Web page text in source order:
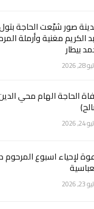
صور شيّعت الحاجة
الكريم مغنية وأرملة
بيطار
2026
الحاجة الهام محي
2026
لإحياء اسبوع المرحوم
2026